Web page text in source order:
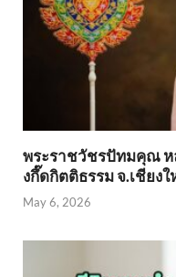
พระราชวัชรปัทมคุณ ห
งกึ๊ดกิตติธรรม จ.เชียงใ
May 6, 2026